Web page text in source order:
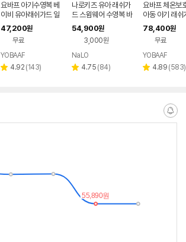
요바프 아기수영복 베
이비 유아래쉬가드 일
체형 / 딸기
47,200원
무료
페이
YOBAAF
별 4.92 리
(143)
나로키즈 유아 래쉬가
드 스윔웨어 수영복 바
캉스룩 UV차단
54,900원
3,000원
페이
NaLO
별 4.75 리
(84)
요바프 체온보
아동 아기 래쉬
영복 키즈수트
노
78,400원
무료
페이
YOBAAF
별 4.89 리
(583)
알